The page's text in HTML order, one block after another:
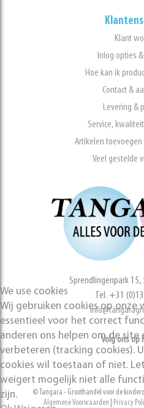
Klant
Inlog opties
Hoe kan ik
Contact &
Levering &
Service,
Artikelen
Veel gestelde
Sprendlingenpark 15,
Tel. +31
Volg ons op
© Tangara - Groothandel voor de
Algemene Voorwaarden
Privacy
We use cookies
Wij gebruiken cookies op onze
essentieel voor het correct
anderen ons helpen om de
verbeteren (tracking cookies).
cookies wil toestaan of niet.
weigert mogelijk niet alle
zijn.